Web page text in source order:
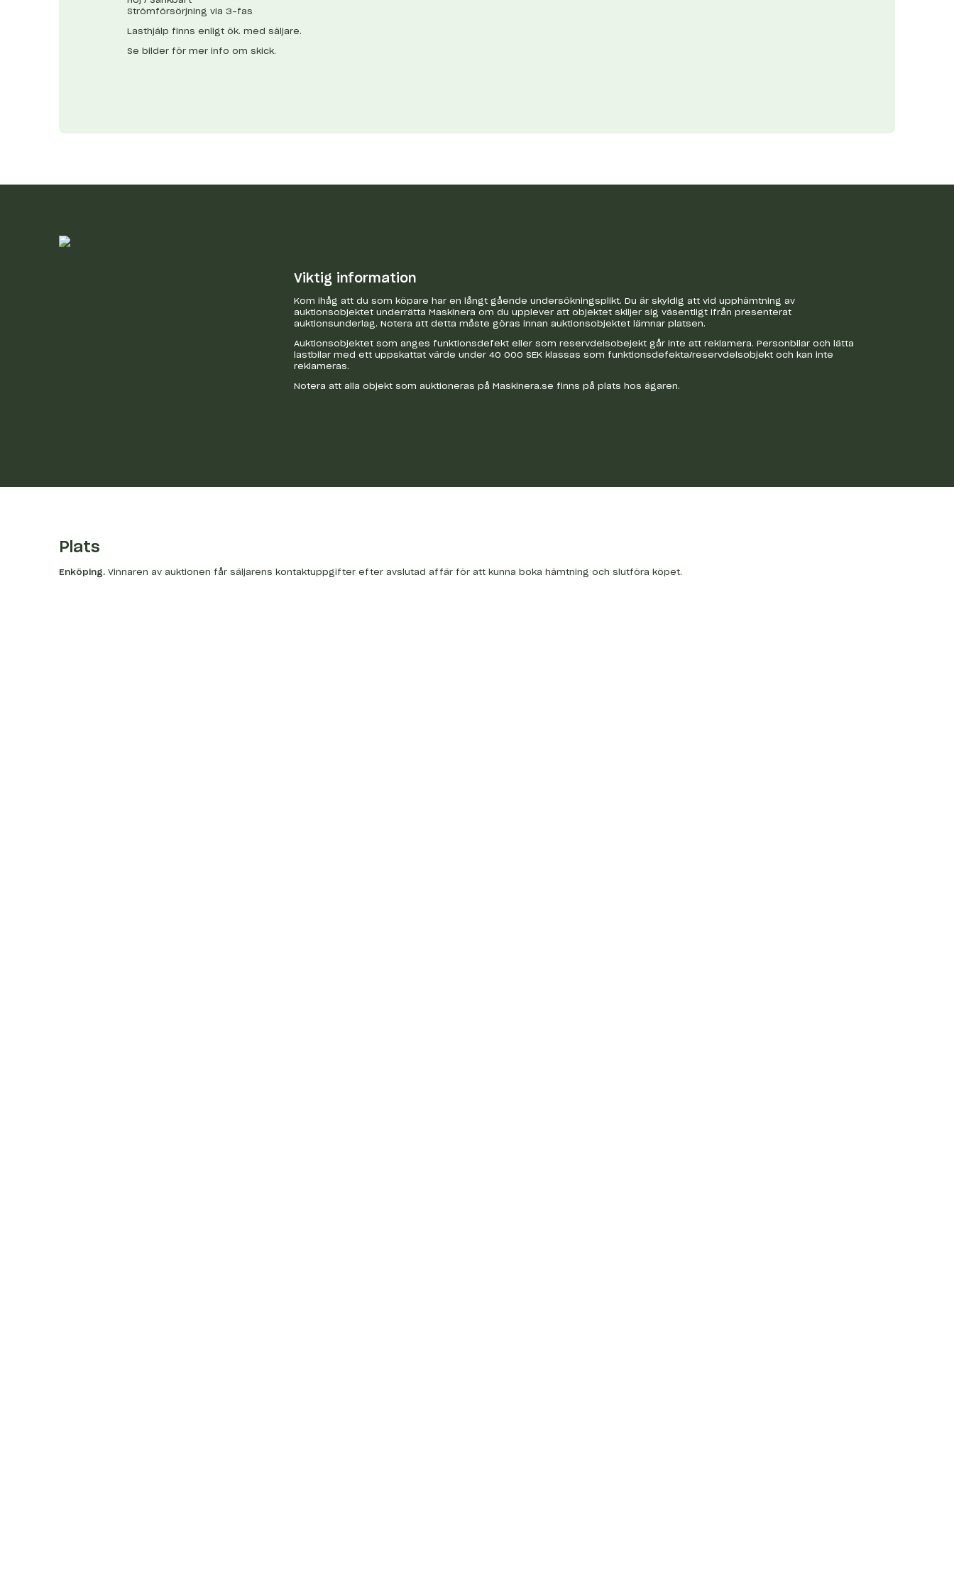
Strömförsörjning via 3-fas
Lasthjälp finns enligt ök. med säljare.
Se bilder för mer info om skick.
Viktig information
Kom ihåg att du som köpare har en långt gående undersökningsplikt. Du är skyldig att vid upphämtning av
auktionsobjektet underrätta Maskinera om du upplever att objektet skiljer sig väsentligt ifrån presenterat
auktionsunderlag. Notera att detta måste göras innan auktionsobjektet lämnar platsen.
Auktionsobjektet som anges funktionsdefekt eller som reservdelsobejekt går inte att reklamera. Personbilar och lätta
lastbilar med ett uppskattat värde under 40 000 SEK klassas som funktionsdefekta/reservdelsobjekt och kan inte
reklameras.
Notera att alla objekt som auktioneras på Maskinera.se finns på plats hos ägaren.
Plats
Enköping.Vinnaren av auktionen får säljarens kontaktuppgifter efter avslutad affär för att kunna boka hämtning och slutföra köpet.